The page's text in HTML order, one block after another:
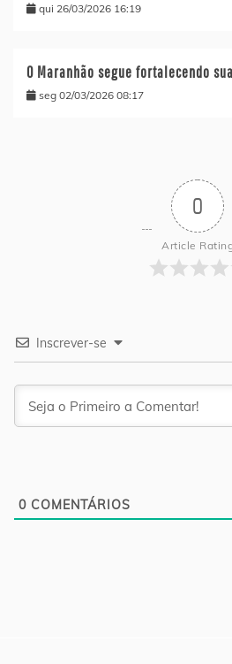
qui 26/03/2026 16:19
O Maranhão segue fortalecendo
seg 02/03/2026 08:17
0
Article
Inscrever-se
0 COMENTÁRIOS